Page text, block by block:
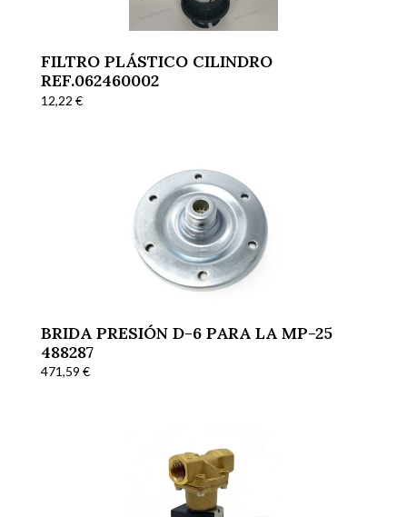
FILTRO PLÁSTICO CILINDRO
REF.062460002
12,22 €
BRIDA PRESIÓN D-6 PARA LA MP-25
488287
471,59 €